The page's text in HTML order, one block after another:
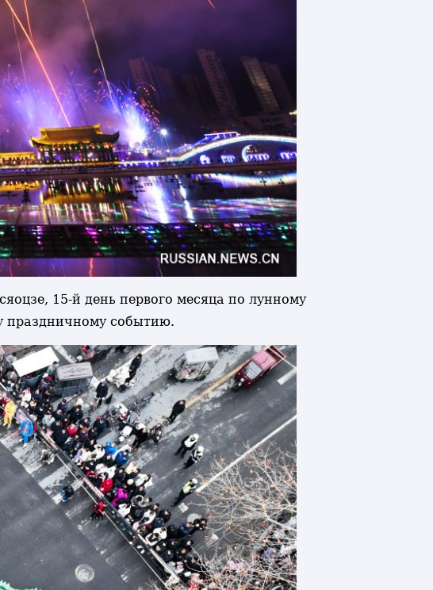
15-й день первого месяца по лунному
праздничному событию.